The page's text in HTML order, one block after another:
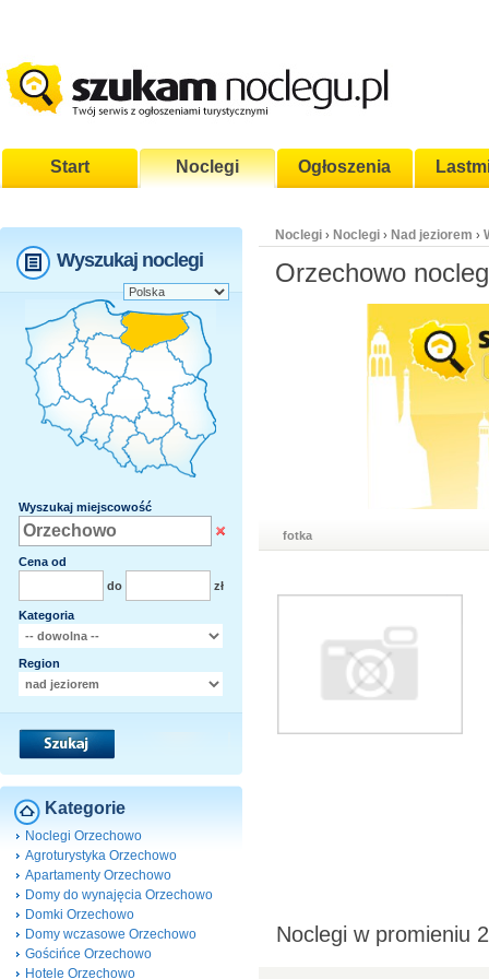
Start Noclegi Ogłoszenia
Wyszukaj noclegi
Wyszukaj miejscowość
Cena od
do
zł
Kategoria
Region
Kategorie
Noclegi Orzechowo
Agroturystyka Orzechowo
Apartamenty Orzechowo
Domy do wynajęcia Orzechowo
Domki Orzechowo
Domy wczasowe Orzechowo
Gościńce Orzechowo
Hotele Orzechowo
Noclegi › Noclegi › Nad jeziorem ›
Orzechowo nocleg
fotka
Noclegi w promieniu